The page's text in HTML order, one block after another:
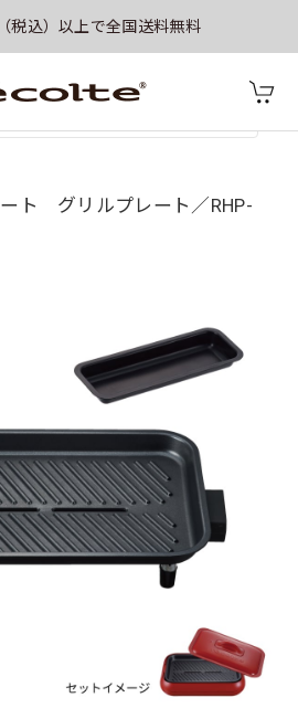
税込）以上で全国送料無料
ト グリルプレート／RHP-